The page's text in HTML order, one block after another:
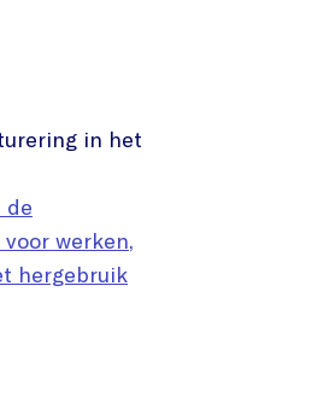
in het
de
werken,
hergebruik